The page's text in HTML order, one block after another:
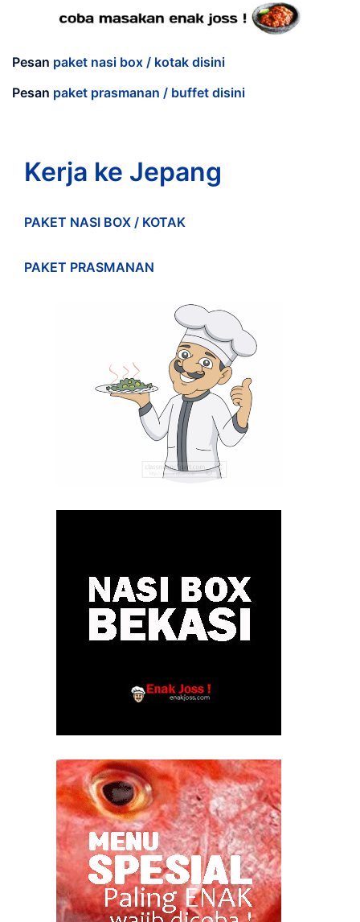
Pesan paket nasi box / kotak disini
Pesan paket prasmanan / buffet disini
Kerja ke Jepang
PAKET NASI BOX / KOTAK
PAKET PRASMANAN